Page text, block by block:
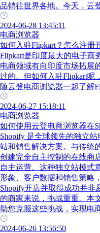
品销往世界各地。今天，云
2024-06-28 13:45:11
电商浏览器
如何入驻Flipkart？怎么注册
Flipkart是印度最大的电子商
电商领域有向印度市场拓展
过的。但如何入驻Flipkart呢
随云登电商浏览器一起了解
2024-06-27 15:18:11
电商浏览器
如何使用云登电商浏览器在
Shopify 是全球领先的独立
站和销售解决方案。与传统
创建完全自主控制的在线商
自主运营。这种独立站模式
形象、客户数据和销售策略
Shopify开店并取得成功并
的商家来说，挑战重重。本
助您克服这些挑战，实现电
2024-06-26 13:56:50